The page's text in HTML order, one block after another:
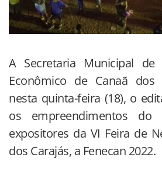
A Secretaria Municipal de
Econômico de Canaã dos
nesta quinta-feira (18), o
os empreendimentos do
expositores da VI Feira de
dos Carajás, a Fenecan 2022.